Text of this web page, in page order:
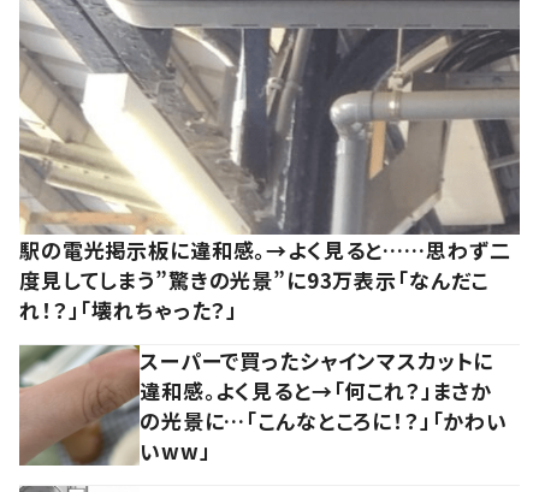
駅の電光掲示板に違和感。→よく見ると……思わず二
度見してしまう”驚きの光景”に93万表示「なんだこ
れ！？」「壊れちゃった？」
スーパーで買ったシャインマスカットに
違和感。よく見ると→「何これ？」まさか
の光景に…「こんなところに！？」「かわい
いww」